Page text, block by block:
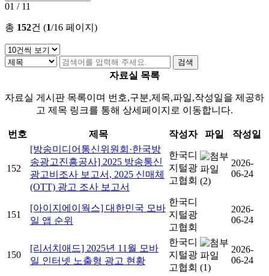
01 / 11
총 152건 (1/16 페이지)
자료실 목록
자료실 게시판 목록이며 번호,구분,제목,파일,작성일을 제공하
고 제목 링크를 통해 상세페이지로 이동합니다.
번호 제목 작성자 파일 작성일
152
[방송미디어통신위원회·한국방
송광고진흥공사] 2025 방송통신
광고비조사 보고서, 2025 신매체
(OTT) 광고 조사 보고서
한국디
지털광
고협회 (2)
2026-
06-24
151
[아이지에이웍스] 대한민국 모바
일 앱 순위
한국디
지털광
고협회
2026-
06-24
150
[리서치애드] 2025년 11월 모바
일 인터넷 노출형 광고 현황
한국디
지털광
고협회 (1)
2026-
06-24